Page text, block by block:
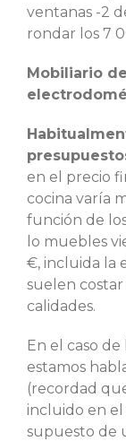
ventanas -2
rondar los 7
Mobiliario
en el precio
cocina varía
función de
lo muebles
€, incluida la
suelen
calidades.
En el caso
estamos
(recordad
incluido en el
supuesto de